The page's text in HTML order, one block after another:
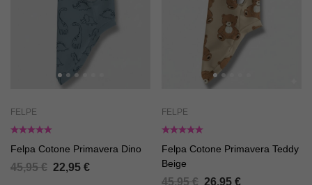
FELPE
Felpa Cotone Primavera Dino
45,95€ 22,95 €
FELPE
Felpa Cotone Primavera Teddy
Beige
45,95€ 26,95 €